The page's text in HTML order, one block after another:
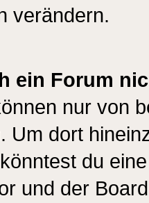
verändern.
ein Forum
nur von
Um dort
du
und der